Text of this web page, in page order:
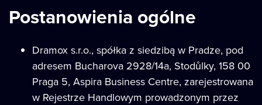
Postanowienia ogólne
Dramox s.r.o., spółka z siedzibą w Pradze, pod
adresem Bucharova 2928/14a, Stodůlky, 158 00
Praga 5, Aspira Business Centre, zarejestrowana
w Rejestrze Handlowym prowadzonym przez